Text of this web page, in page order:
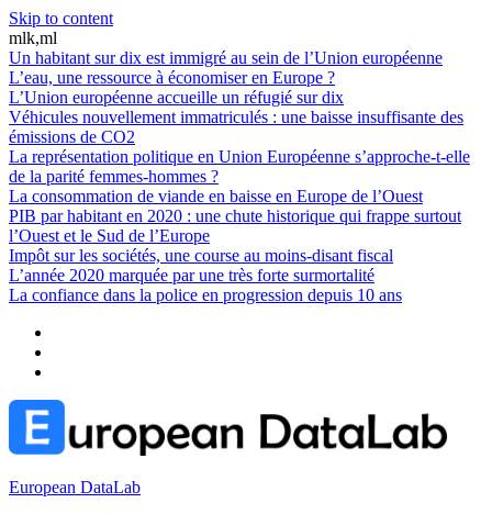
Skip to content
mlk,ml
Un habitant sur dix est immigré au sein de l’Union européenne
L’eau, une ressource à économiser en Europe ?
L’Union européenne accueille un réfugié sur dix
Véhicules nouvellement immatriculés : une baisse insuffisante des
émissions de CO2
La représentation politique en Union Européenne s’approche-t-elle
de la parité femmes-hommes ?
La consommation de viande en baisse en Europe de l’Ouest
PIB par habitant en 2020 : une chute historique qui frappe surtout
l’Ouest et le Sud de l’Europe
Impôt sur les sociétés, une course au moins-disant fiscal
L’année 2020 marquée par une très forte surmortalité
La confiance dans la police en progression depuis 10 ans
European DataLab